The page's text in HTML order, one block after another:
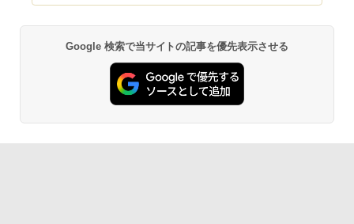
Google 検索で当サイトの記事を優先表示させる